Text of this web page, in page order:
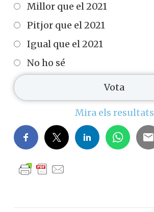
Millor que el 2021
Pitjor que el 2021
Igual que el 2021
No ho sé
Mira els resultats